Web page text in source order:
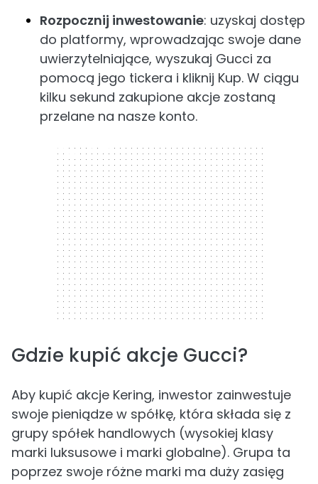
Rozpocznij inwestowanie: uzyskaj dostęp
do platformy, wprowadzając swoje dane
uwierzytelniające, wyszukaj Gucci za
pomocą jego tickera i kliknij Kup. W ciągu
kilku sekund zakupione akcje zostaną
przelane na nasze konto.
300 x 250
Gdzie kupić akcje Gucci?
Aby kupić akcje Kering, inwestor zainwestuje
swoje pieniądze w spółkę, która składa się z
grupy spółek handlowych (wysokiej klasy
marki luksusowe i marki globalne). Grupa ta
poprzez swoje różne marki ma duży zasięg